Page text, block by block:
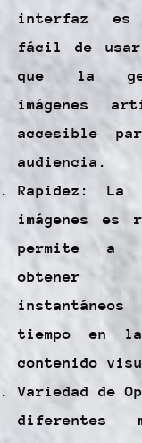
interfaz
fácil de
que la
imágenes
accesible
audiencia.
Rapidez: La
imágenes es
permite a
obtener
tiempo en
contenido
Variedad de
diferentes